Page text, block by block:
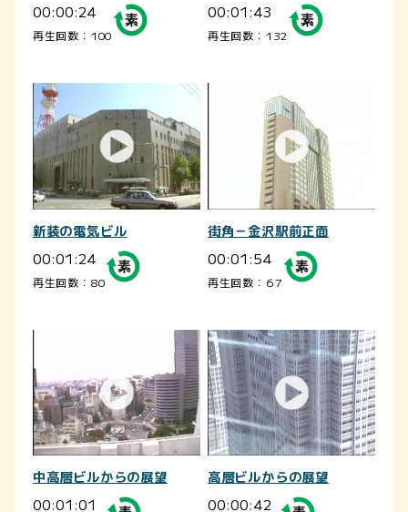
00:00:24
再生回数：100
00:01:43
再生回数：132
新装の電気ビル
00:01:24
再生回数：80
街角－金沢駅前正面
00:01:54
再生回数：67
中高層ビルからの展望
00:01:01
高層ビルからの展望
00:00:42